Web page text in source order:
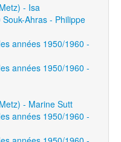
- Isa
Ahras - Philippe
années 1950/1960 -
années 1950/1960 -
- Marine Sutt
années 1950/1960 -